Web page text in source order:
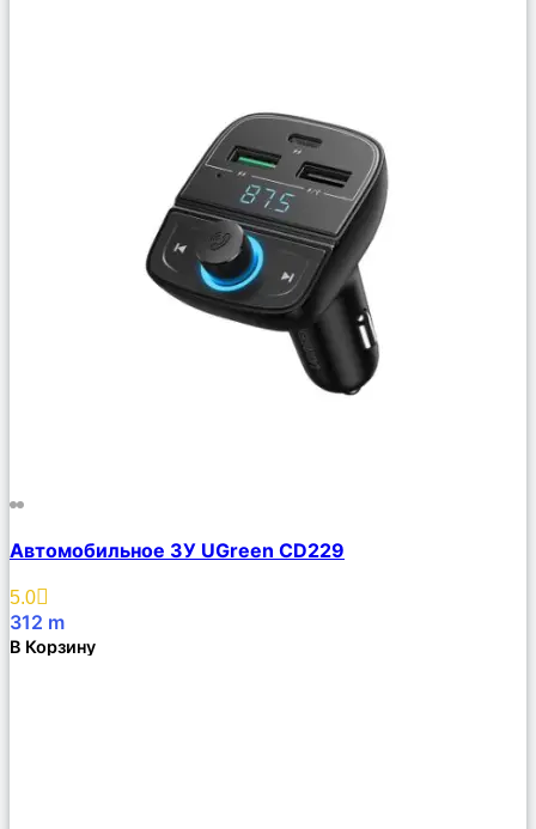
Описание
Избранное
Автомобильное ЗУ UGreen CD229
5.0
312 m
В Корзину